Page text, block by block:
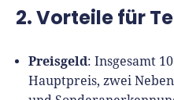
Top 15 Franchise
Gründerwettbewerbe
Unternehmen anmelden
Schutzrechte anmelden
Kleingewerbe anmelden
Rechnung schreiben
Buchhaltung erledigen
Fördermittel
Kredit für
Businessplan-Software
2. Vorteile für
Preisgeld: Insgesamt
Hauptpreis, zwei